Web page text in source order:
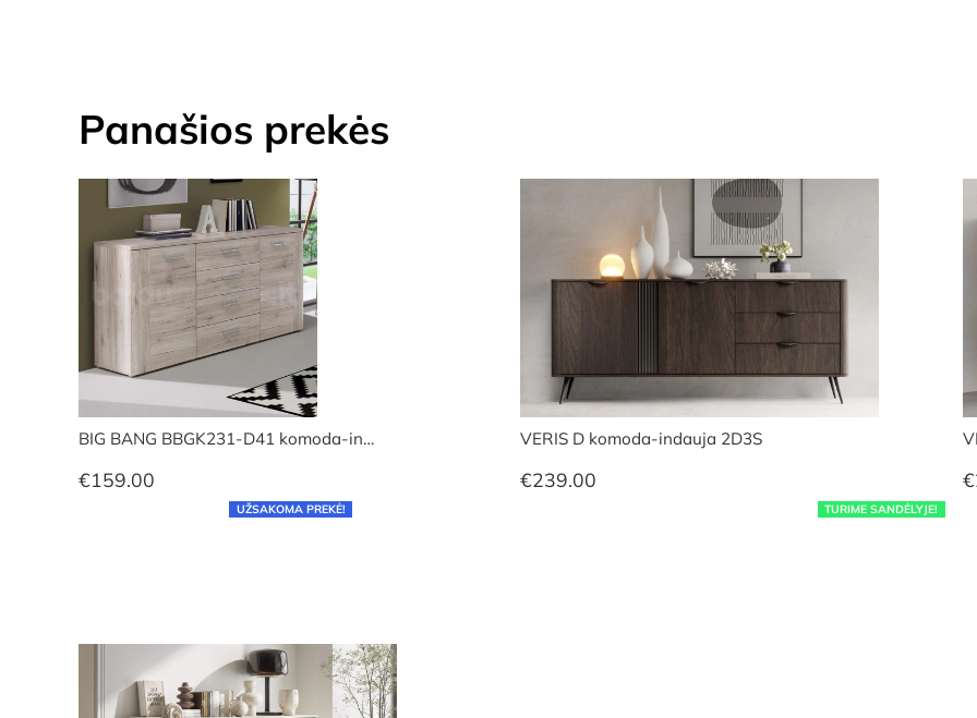
Panašios prekės
UŽSAKOMA PREKĖ!
BIG BANG BBGK231-D41 komoda-in…
€159.00
TURIME SANDĖLYJE!
VERIS D komoda-indauja 2D3S
€239.00 €